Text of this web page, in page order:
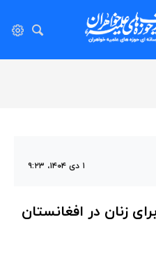
۱ دی ۱۴۰۴، ۹:۲۳
زنان در افغانستان